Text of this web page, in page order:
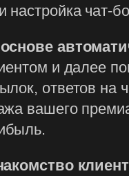
настройка чат-
и далее
ответов на
вашего